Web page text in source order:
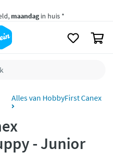
maandag
bezorgd
Alles van HobbyFirst Canex
- Junior